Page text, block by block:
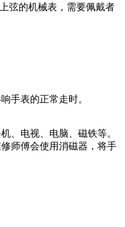
弦的机械表，需要佩戴者
手表的正常走时。
、电视、电脑、磁铁等。
师傅会使用消磁器，将手